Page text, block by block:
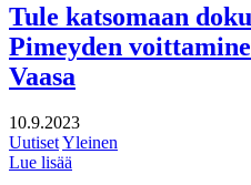
Tule katsomaan
Pimeyden
Vaasa
10.9.2023
UutisetYleinen
Lue lisää